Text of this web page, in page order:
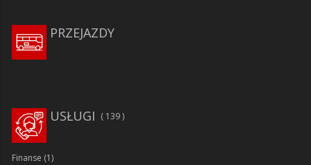
PRZEJAZDY
139
USŁUGI
Finanse (1)